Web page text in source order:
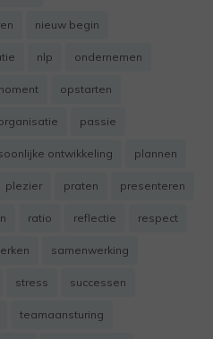
nieuw begin
nlp ondernemen
opstarten
passie
ontwikkeling plannen
plezier praten presenteren
ratio reflectie respect
samenwerking
stress successen
teamaansturing